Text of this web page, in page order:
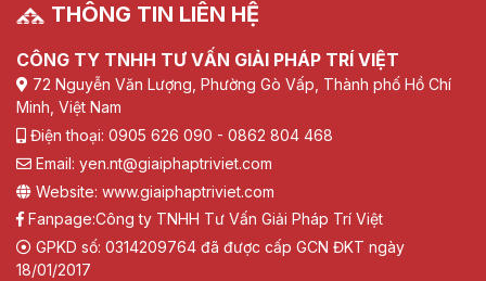
THÔNG TIN LIÊN HỆ
CÔNG TY TNHH TƯ VẤN GIẢI PHÁP TRÍ VIỆT
72 Nguyễn Văn Lượng, Phường Gò Vấp, Thành phố Hồ Chí
Minh, Việt Nam
Điện thoại: 0905 626 090 - 0862 804 468
Email: yen.nt@giaiphaptriviet.com
Website: www.giaiphaptriviet.com
Fanpage:Công ty TNHH Tư Vấn Giải Pháp Trí Việt
GPKD số: 0314209764 đã được cấp GCN ĐKT ngày
18/01/2017